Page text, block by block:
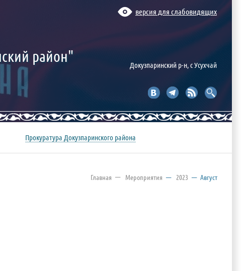
Главная — Мероприятия — 2023 — Август
версия для слабовидящих
Докузпаринский р-н, c Усухчай
район"
Прокуратура Докузпаринского района